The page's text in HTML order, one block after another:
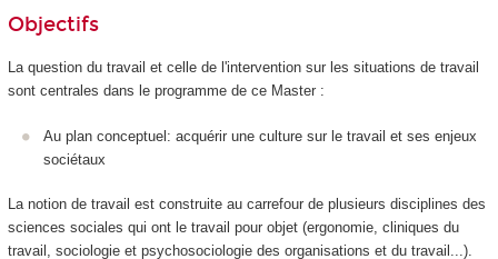
Objectifs
La question du travail et celle de l'intervention sur les situations de travail
sont centrales dans le programme de ce Master :
Au plan conceptuel: acquérir une culture sur le travail et ses enjeux
sociétaux
La notion de travail est construite au carrefour de plusieurs disciplines des
sciences sociales qui ont le travail pour objet (ergonomie, cliniques du
travail, sociologie et psychosociologie des organisations et du travail...).